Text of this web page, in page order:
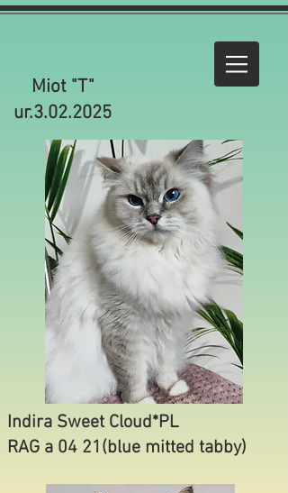
Miot "T"
ur.3.02.2025
Indira Sweet Cloud*PL
​RAG a 04 21(blue mitted tabby)